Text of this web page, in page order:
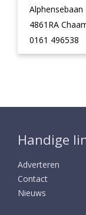
4861RA
0161 496538
Handige
Adverteren
Contact
Nieuws